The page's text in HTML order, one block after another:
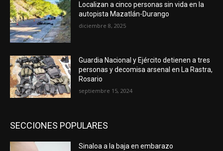
Localizan a cinco personas sin vida en la
autopista Mazatlán-Durango
diciembre 8, 2025
Guardia Nacional y Ejército detienen a tres
personas y decomisa arsenal en La Rastra,
Rosario
septiembre 15, 2024
SECCIONES POPULARES
Sinaloa a la baja en embarazo